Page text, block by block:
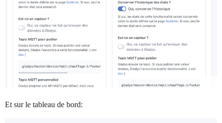
Et sur le tableau de bord: